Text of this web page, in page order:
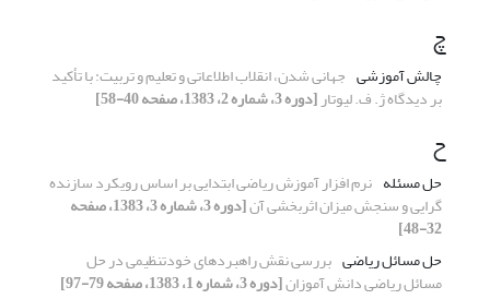
چ
چالش آموزشی جهانی شدن، انقلاب اطلاعاتی و تعلیم و تربیت: با تأکید
بر دیدگاه ژ. ف. لیوتار[دوره 3، شماره 2، 1383، صفحه 40-58]
ح
حل مسئله نرم افزار آموزش ریاضی ابتدایی بر اساس رویکرد سازنده
گرایی و سنجش میزان اثربخشی آن [دوره 3، شماره 3، 1383، صفحه
32-48]
حل مسائل ریاضی بررسی نقش راهبردهای خودتنظیمی در حل
مسائل ریاضی دانش آموزان[دوره 3، شماره 1، 1383، صفحه 79-97]